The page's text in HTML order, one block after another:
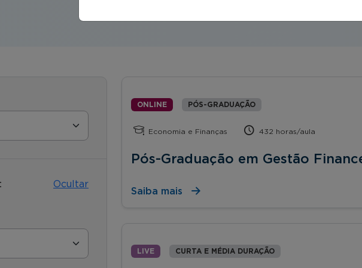
Ocultar
ONLINE PÓS-GRADUAÇÃO
Economia e Finanças 432 horas/aula
Pós-Graduação em Gestão
Saiba mais
LIVE CURTA E MÉDIA DURAÇÃO